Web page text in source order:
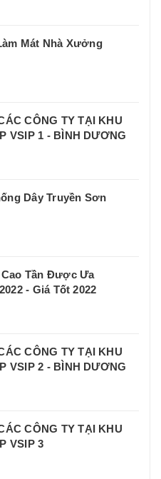
Mát Nhà Xưởng
CÔNG TY TẠI KHU
VSIP 1 - BÌNH DƯƠNG
Dây Truyền Sơn
Cao Tần Được Ưa
- Giá Tốt 2022
CÔNG TY TẠI KHU
VSIP 2 - BÌNH DƯƠNG
CÔNG TY TẠI KHU
VSIP 3